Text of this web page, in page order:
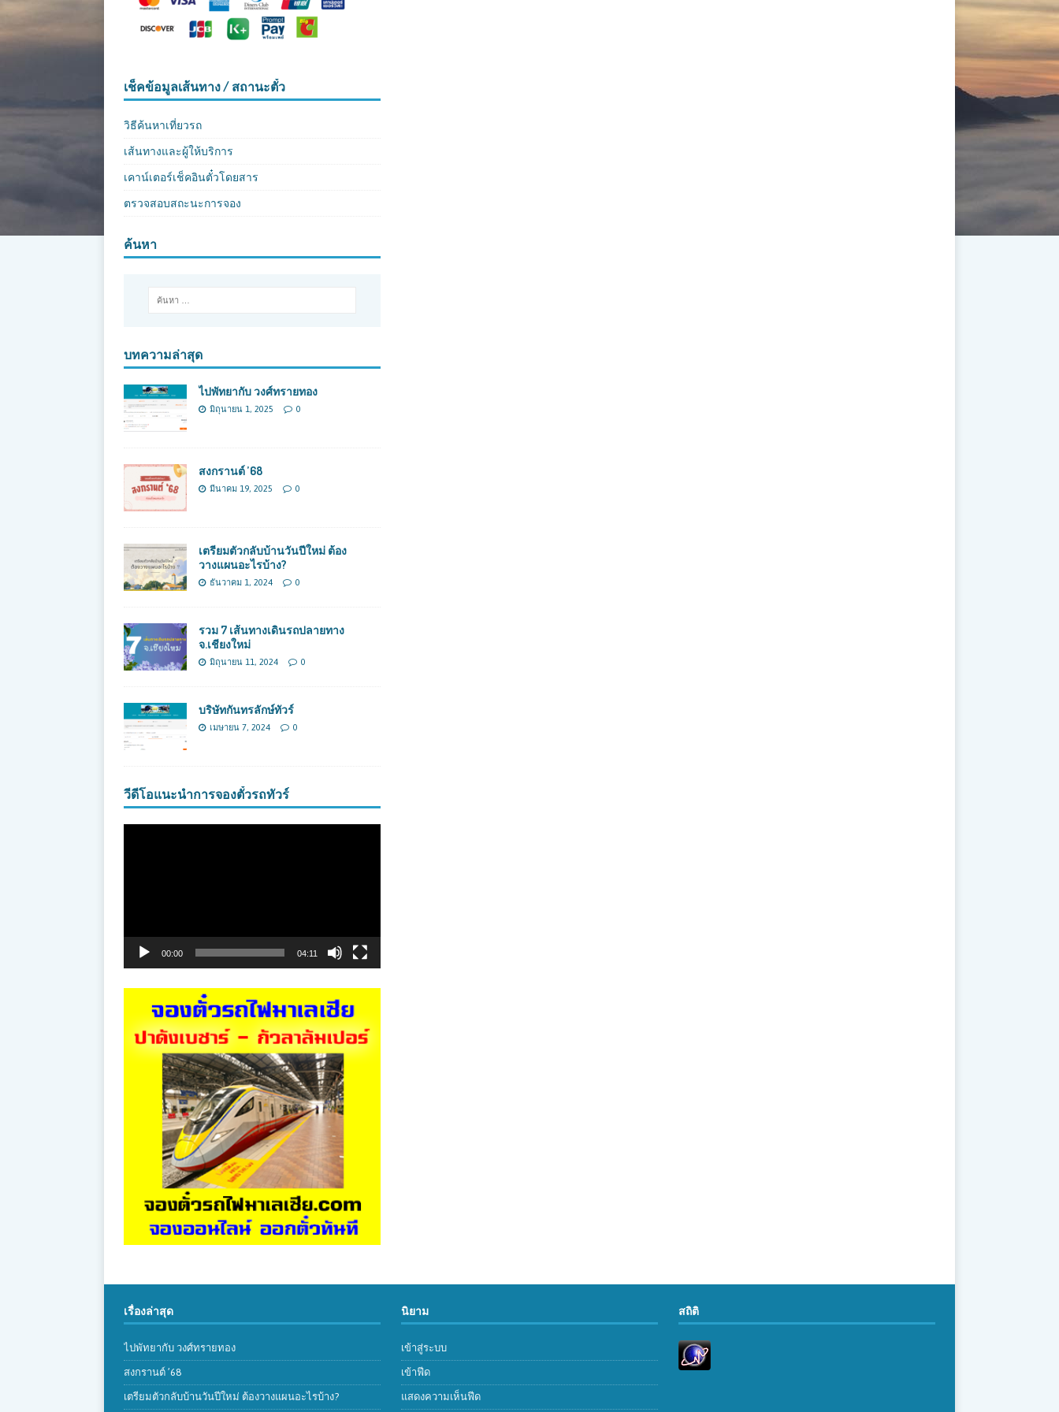
เช็คข้อมูลเส้นทาง / สถานะตั๋ว
วิธีค้นหาเที่ยวรถ
เส้นทางและผู้ให้บริการ
เคาน์เตอร์เช็คอินตั๋วโดยสาร
ตรวจสอบสถะนะการจอง
ค้นหา
บทความล่าสุด
ไปพัทยากับ วงศ์ทรายทอง
มิถุนายน 1, 2025 0
สงกรานต์ ’68
มีนาคม 19, 2025 0
เตรียมตัวกลับบ้านวันปีใหม่ ต้อง
วางแผนอะไรบ้าง?
ธันวาคม 1, 2024 0
รวม 7 เส้นทางเดินรถปลายทาง
จ.เชียงใหม่
มิถุนายน 11, 2024 0
บริษัทกันทรลักษ์ทัวร์
เมษายน 7, 2024 0
วีดีโอแนะนำการจองตั๋วรถทัวร์
00:00 04:11
เรื่องล่าสุด
ไปพัทยากับ วงศ์ทรายทอง
สงกรานต์ ’68
เตรียมตัวกลับบ้านวันปีใหม่ ต้องวางแผนอะไรบ้าง?
นิยาม
เข้าสู่ระบบ
เข้าฟีด
แสดงความเห็นฟีด
สถิติ